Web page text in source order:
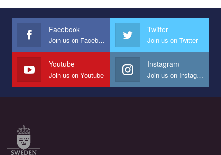
представляющий программу развития организации.
Мы просим вас поддержать нас и помочь нам реализовать
наш план по борьбе с насилием и дискриминацией на почве
СОГИ в Украине.
Все, что вам нужно сделать - это зайти на наш канал YouTube
Facebook
Join us on Facebook
Twitter
Join us on Twitter
Youtube
Join us on Youtube
Instagram
Join us on Instagram